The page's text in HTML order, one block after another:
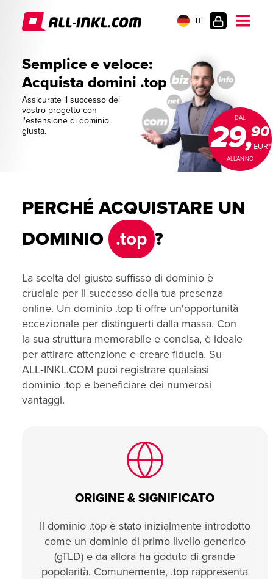
IT
Semplice e veloce:
Acquista domini .top
Assicurate il successo del
vostro progetto con
l'estensione di dominio
giusta.
DAL
29,EUR*
90
ALL'ANNO
PERCHÉ ACQUISTARE UN
DOMINIO .top ?
La scelta del giusto suffisso di dominio è
cruciale per il successo della tua presenza
online. Un dominio .top ti offre un'opportunità
eccezionale per distinguerti dalla massa. Con
la sua struttura memorabile e concisa, è ideale
per attirare attenzione e creare fiducia. Su
ALL‑INKL.COM puoi registrare qualsiasi
dominio .top e beneficiare dei numerosi
vantaggi.
ORIGINE & SIGNIFICATO
Il dominio .top è stato inizialmente introdotto
come un dominio di primo livello generico
(gTLD) e da allora ha goduto di grande
popolarità. Comunemente, .top rappresenta